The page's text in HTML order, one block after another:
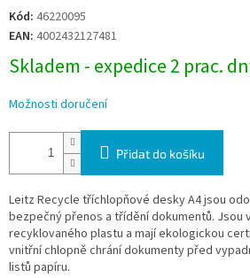
Měrná
cena:
Kód: 46220095
EAN: 4002432127481
Skladem - expedice 2 prac.
Možnosti doručení
Přidat do košíku
Leitz Recycle tříchlopňové desky A4 jsou
bezpečný přenos a třídění dokumentů. Jsou
recyklovaného plastu a mají ekologickou
vnitřní chlopně chrání dokumenty před
listů papíru.